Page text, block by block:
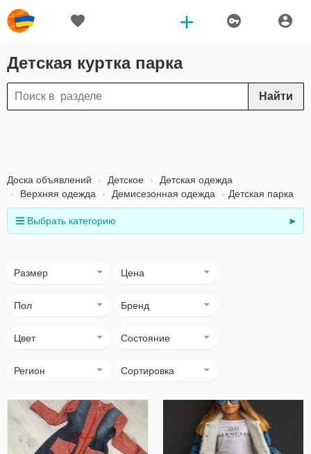
Детская куртка парка
Найти
Доска объявлений Детское
Детская одежда
Верхняя одежда
Демисезонная одежда Детская парка
Выбрать категорию ►
Размер Цена
Пол Бренд
Цвет Состояние
Регион Сортировка